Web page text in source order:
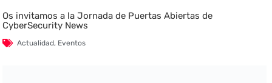
Os invitamos a la Jornada de Puertas Abiertas de
CyberSecurity News
Actualidad, Eventos